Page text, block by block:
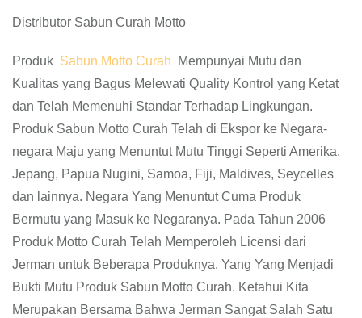
Distributor Sabun Curah Motto
Produk Sabun Motto Curah
Mempunyai Mutu dan
Kualitas yang Bagus Melewati Quality Kontrol yang Ketat
dan Telah Memenuhi Standar Terhadap Lingkungan.
Produk Sabun Motto Curah Telah di Ekspor ke Negara-
negara Maju yang Menuntut Mutu Tinggi Seperti Amerika,
Jepang, Papua Nugini, Samoa, Fiji, Maldives, Seycelles
dan lainnya. Negara Yang Menuntut Cuma Produk
Bermutu yang Masuk ke Negaranya. Pada Tahun 2006
Produk Motto Curah Telah Memperoleh Licensi dari
Jerman untuk Beberapa Produknya. Yang Yang Menjadi
Bukti Mutu Produk Sabun Motto Curah. Ketahui Kita
Merupakan Bersama Bahwa Jerman Sangat Salah Satu